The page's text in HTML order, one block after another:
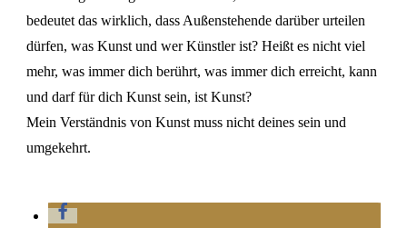
bedeutet das wirklich, dass Außenstehende darüber urteilen
dürfen, was Kunst und wer Künstler ist? Heißt es nicht viel
mehr, was immer dich berührt, was immer dich erreicht, kann
und darf für dich Kunst sein, ist Kunst?
Mein Verständnis von Kunst muss nicht deines sein und
umgekehrt.